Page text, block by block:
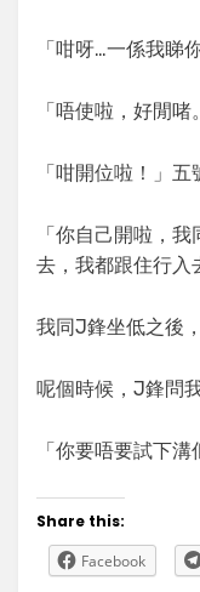
「咁呀…一係我睇
「唔使啦，好閒啫
「咁開位啦！」五
「你自己開啦，
去，我都跟住行入
我同J鋒坐低之後
呢個時候，J鋒問我
「你要唔要試下溝
Share this:
Facebook